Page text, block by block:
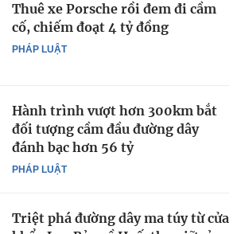
PHÁP LUẬT
Thuê xe Porsche rồi đem đi cầm
cố, chiếm đoạt 4 tỷ đồng
PHÁP LUẬT
Hành trình vượt hơn 300km bắt
đối tượng cầm đầu đường dây
đánh bạc hơn 56 tỷ
Triệt phá đường dây ma túy từ cửa